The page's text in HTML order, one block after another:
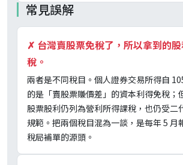
常見誤解
✗ 台灣賣股票免稅了，所以拿到的
稅。
兩者是不同稅目。個人證券交易所得自
的是「賣股票賺價差」的資本利得免稅；
股票股利仍列為營利所得課稅，也仍受二
規範。把兩個稅目混為一談，是每年 5 月
稅局補單的源頭。